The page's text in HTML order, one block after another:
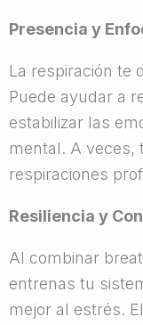
Presencia y
La respiración te
Puede ayudar a
estabilizar las
mental. A veces,
respiraciones
Resiliencia y
Al combinar
entrenas tu
mejor al estrés.